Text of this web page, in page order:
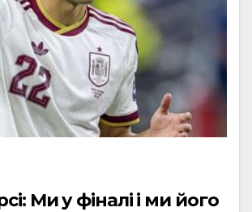
Ми у фіналі і ми його